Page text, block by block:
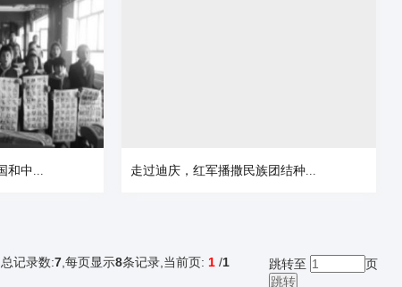
和中... 走过迪庆，红军播撒民族团结种...
总记录数:7 ,每页显示8条记录,当前页: 1 /1 跳转至 页